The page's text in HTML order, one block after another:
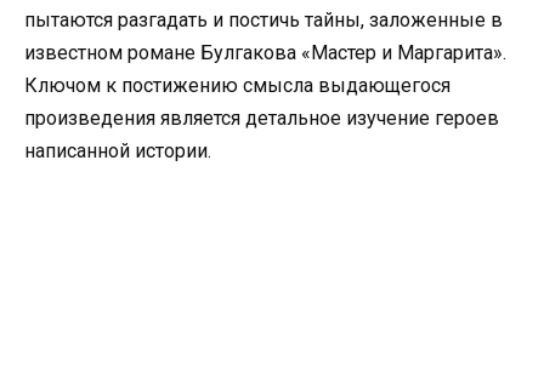
пытаются разгадать и постичь тайны, заложенные в
известном романе Булгакова «Мастер и Маргарита».
Ключом к постижению смысла выдающегося
произведения является детальное изучение героев
написанной истории.